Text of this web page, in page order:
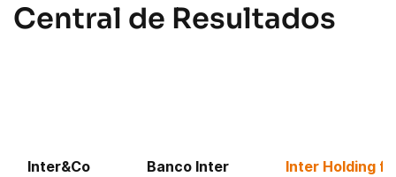
Central de Resultados
Inter&Co Banco Inter Inter Holding